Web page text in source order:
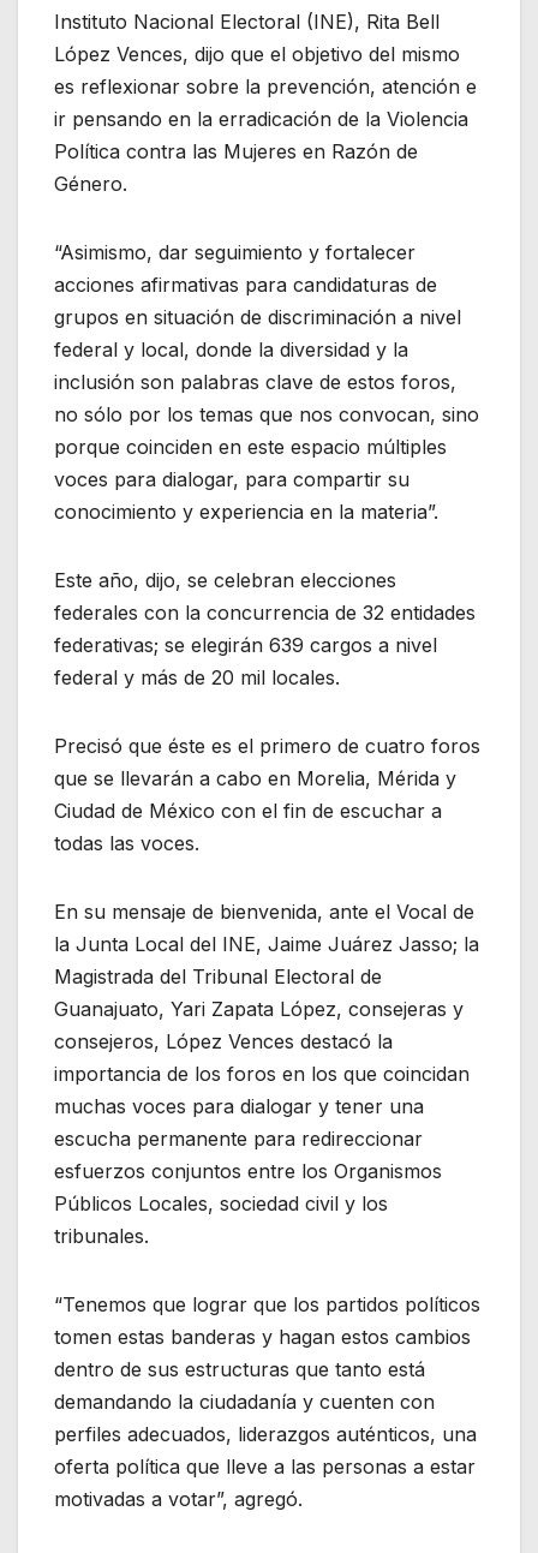
Instituto Nacional Electoral (INE), Rita Bell
López Vences, dijo que el objetivo del mismo
es reflexionar sobre la prevención, atención e
ir pensando en la erradicación de la Violencia
Política contra las Mujeres en Razón de
Género.
“Asimismo, dar seguimiento y fortalecer
acciones afirmativas para candidaturas de
grupos en situación de discriminación a nivel
federal y local, donde la diversidad y la
inclusión son palabras clave de estos foros,
no sólo por los temas que nos convocan, sino
porque coinciden en este espacio múltiples
voces para dialogar, para compartir su
conocimiento y experiencia en la materia”.
Este año, dijo, se celebran elecciones
federales con la concurrencia de 32 entidades
federativas; se elegirán 639 cargos a nivel
federal y más de 20 mil locales.
Precisó que éste es el primero de cuatro foros
que se llevarán a cabo en Morelia, Mérida y
Ciudad de México con el fin de escuchar a
todas las voces.
En su mensaje de bienvenida, ante el Vocal de
la Junta Local del INE, Jaime Juárez Jasso; la
Magistrada del Tribunal Electoral de
Guanajuato, Yari Zapata López, consejeras y
consejeros, López Vences destacó la
importancia de los foros en los que coincidan
muchas voces para dialogar y tener una
escucha permanente para redireccionar
esfuerzos conjuntos entre los Organismos
Públicos Locales, sociedad civil y los
tribunales.
“Tenemos que lograr que los partidos políticos
tomen estas banderas y hagan estos cambios
dentro de sus estructuras que tanto está
demandando la ciudadanía y cuenten con
perfiles adecuados, liderazgos auténticos, una
oferta política que lleve a las personas a estar
motivadas a votar”, agregó.